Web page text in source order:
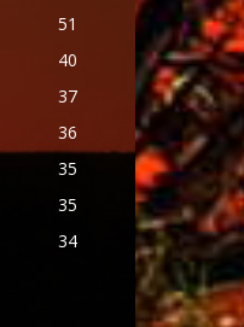
51
40
37
36
35
35
34